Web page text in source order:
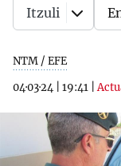
NTM / EFE
04·03·24
19:41 |
Itzuli